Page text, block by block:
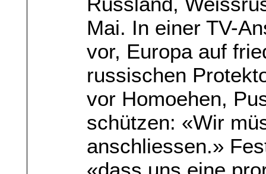
Mai. In einer TV-
vor, Europa auf
russischen
vor Homoehen,
schützen: «Wir
anschliessen.»